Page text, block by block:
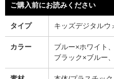
ご購入前にお読みください
タイプ キッズデジタルウ
カラー
ブルー×ホワイト
ブラック×ブルー